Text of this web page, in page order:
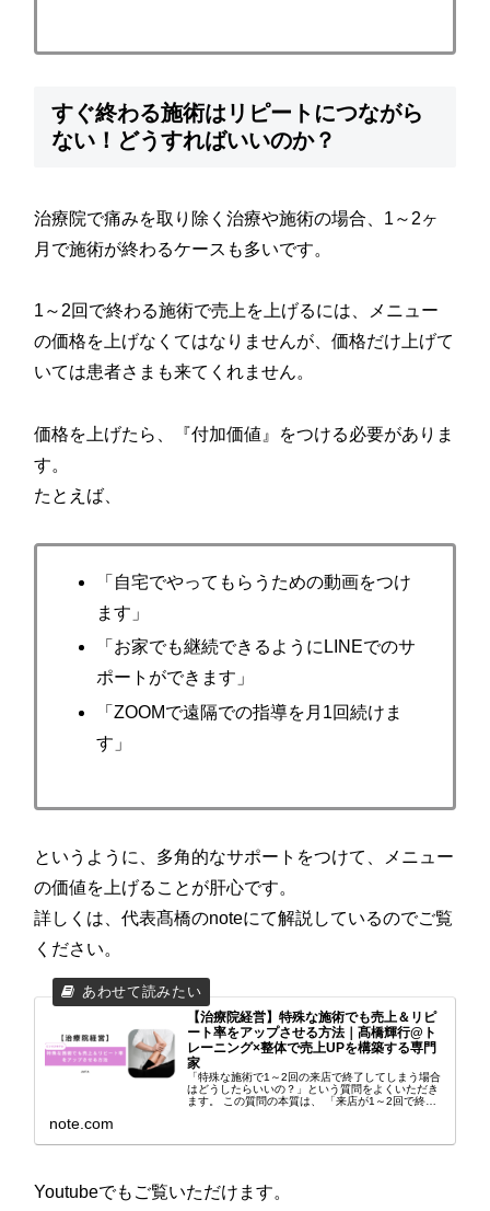
すぐ終わる施術はリピートにつながら
ない！どうすればいいのか？
治療院で痛みを取り除く治療や施術の場合、1～2ヶ
月で施術が終わるケースも多いです。
1～2回で終わる施術で売上を上げるには、メニュー
の価格を上げなくてはなりませんが、価格だけ上げて
いては患者さまも来てくれません。
価格を上げたら、『付加価値』をつける必要がありま
す。
たとえば、
「自宅でやってもらうための動画をつけ
ます」
「お家でも継続できるようにLINEでのサ
ポートができます」
「ZOOMで遠隔での指導を月1回続けま
す」
というように、多角的なサポートをつけて、メニュー
の価値を上げることが肝心です。
詳しくは、代表髙橋のnoteにて解説しているのでご覧
ください。
【治療院経営】特殊な施術でも売上＆リピ
ート率をアップさせる方法｜髙橋輝行@ト
レーニング×整体で売上UPを構築する専門
家
「特殊な施術で1～2回の来店で終了してしまう場合
はどうしたらいいの？」という質問をよくいただき
ます。 この質問の本質は、 「来店が1～2回で終わ
note.com
Youtubeでもご覧いただけます。